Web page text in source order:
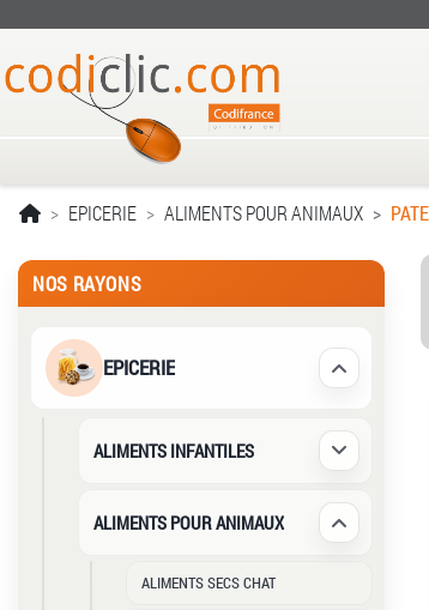
EPICERIE ALIMENTS POUR ANIMAUX
NOS RAYONS
EPICERIE Déplier /
ALIMENTS INFANTILES Déplier /
ALIMENTS POUR ANIMAUX Déplier /
ALIMENTS SECS CHAT